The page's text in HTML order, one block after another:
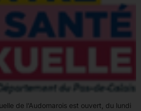
de l’Audomarois est ouvert, du lundi